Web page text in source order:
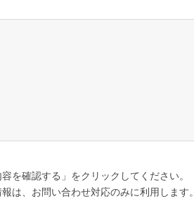
を確認する」をクリックしてください。
は、お問い合わせ対応のみに利用します。